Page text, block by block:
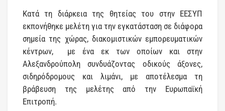
Κατά τη διάρκεια της θητείας του στην ΕΕΣΥΠ
εκπονήθηκε μελέτη για την εγκατάσταση σε διάφορα
σημεία της χώρας, διακομιστικών εμπορευματικών
κέντρων, με ένα εκ των οποίων και στην
Αλεξανδρούπολη συνδυάζοντας οδικούς άξονες,
σιδηρόδρομους και λιμάνι, με αποτέλεσμα τη
βράβευση της μελέτης από την Ευρωπαϊκή
Επιτροπή.